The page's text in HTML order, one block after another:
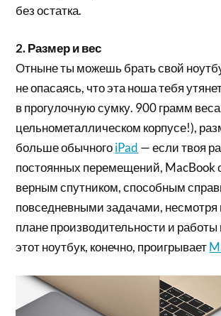
без остатка.
2. Размер и вес
Отныне ты можешь брать свой
не опасаясь, что эта ноша тебя
в прогулочную сумку. 900 грамм
цельнометаллическом корпусе!),
больше обычногоiPad — если твоя
постоянных перемещений, MacBook
верным спутником, способным
повседневными задачами, несмотря
плане производительности и
этот ноутбук, конечно, проигрывает